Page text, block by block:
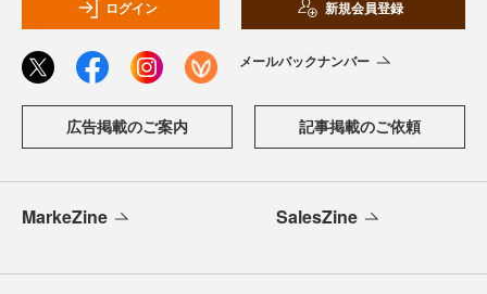
ログイン 新規会員登録
メールバックナンバー
広告掲載のご案内 記事掲載のご依頼
MarkeZine SalesZine